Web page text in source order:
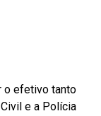
o efetivo tanto
e a Polícia